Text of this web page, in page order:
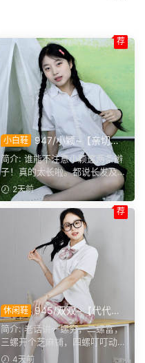
小白鞋
947/小颖~【亲切大
方】神情温和从容，是印象里
邻家女孩的样子，温顺恬静，
越看越舒服。
简介: 谁能不注意小颖这两条辫
子！真的太长啦。都说长发及
腰，她这编好的麻花辫，...
2天前
荐
休闲鞋 945/双双~【代代相
传】提起手指螺纹的老话，不
少人小时候都听过，大家还能
回忆起几句？
简介: 老话讲一螺穷，二螺富，
三螺开个芝麻铺，四螺叮叮动，
五螺挑屎桶。和双双聊...
4天前
荐